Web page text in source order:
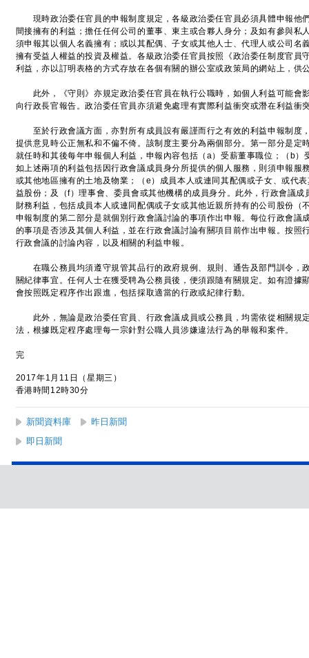
現時政治委任官員的申報制度規定，各級政治委任官員必須具體申報他
間接擁有的利益；擔任任何公司的董事、東主或合夥人身分；及如有參與私
須申報其以個人名義擁有；或以其配偶、子女或其他人士、代理人或公司名
擁有受益人權益的投資及權益。各級政治委任官員按照《政治委任制度官員
利益，亦以訂明表格的方式存放在各個有關的辦公室或政策局的網站上，供
此外，《守則》亦規定政治委任官員在執行公職時，如個人利益可能會
向行政長官報告。政治委任官員亦須避免處理有實際利益衝突或潛在利益衝
至於行政會議方面，亦對所有成員設有嚴謹而行之有效的利益申報制度
提供意見時公正無私和不偏不倚。該制度主要分為兩個部分。第一部分是定
就任時和其後每年申報個人利益，申報內容包括（a）受薪董事職位；（b
如上述兩項的利益包括因行政會議成員身分所提供的個人服務，則須申報服
或其他地區擁有的土地及物業；（e）成員本人或連同其配偶或子女、或代
益股份；及（f）理事會、委員會或其他機構的成員身分。此外，行政會議
財務利益，包括成員本人或連同配偶或子女或其他近親所持有的公司股份（
申報制度的第二部分是就個別行政會議討論的事項作出申報。每位行政會議
的事項是否涉及其個人利益，並在行政會議討論有關項目前作出申報。按照
行政會議的討論內容，以及相關的利益申報。
在職公務員均須遵守規管其品行的政府規例、規則、通告及部門訓令，
關紀律事宜。任何人士在獲受聘為公務員後，便須跟隨有關規定。如有證據
會按照既定程序作出跟進，包括採取適當的行政或紀律行動。
此外，無論是政治委任官員、行政會議成員或公務員，均需依從相關規
法，根據既定程序處理每一宗針對公職人員涉嫌違法行為的舉報和案件。
完
2017年1月11日（星期三）
香港時間12時30分
新聞資料庫
昨日新聞
即日新聞